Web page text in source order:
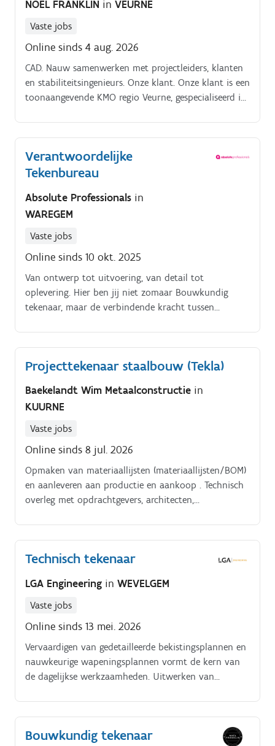
WHATSAPP: +32 479 03 74 93📞 Bel ons via de
TELEFOON: +32 9 381 91 95 🧑🏻👩🏼‍🦱🧑🏾‍🦱 Brian,
NOEL FRANKLIN in VEURNE
Vaste jobs
Online sinds 4 aug. 2026
CAD. Nauw samenwerken met projectleiders, klanten
en stabiliteitsingenieurs. Onze klant. Onze klant is een
toonaangevende KMO regio Veurne, gespecialiseerd in
Verantwoordelijke
Tekenbureau
Absolute Professionals in
WAREGEM
Vaste jobs
Online sinds 10 okt. 2025
Van ontwerp tot uitvoering, van detail tot
oplevering. Hier ben jij niet zomaar Bouwkundig
tekenaar, maar de verbindende kracht tussen
Projecttekenaar staalbouw (Tekla)
Baekelandt Wim Metaalconstructie in
KUURNE
Vaste jobs
Online sinds 8 jul. 2026
Opmaken van materiaallijsten (materiaallijsten/BOM)
en aanleveren aan productie en aankoop . Technisch
overleg met opdrachtgevers, architecten,
Technisch tekenaar
LGA Engineering in WEVELGEM
Vaste jobs
Online sinds 13 mei. 2026
Vervaardigen van gedetailleerde bekistingsplannen en
nauwkeurige wapeningsplannen vormt de kern van
de dagelijkse werkzaamheden. Uitwerken van
uitvoering op de werf.
Bouwkundig tekenaar